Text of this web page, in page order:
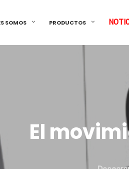
SOMOS PRODUCTOS
El